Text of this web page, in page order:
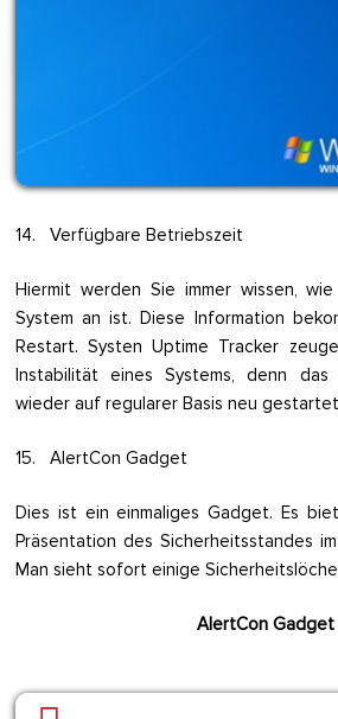
14. Verfügbare Betriebszeit
Hiermit werden Sie immer wissen,
System an ist. Diese Information
Restart. Systen Uptime Tracker
Instabilität eines Systems, denn das
wieder auf regularer Basis neu
15. AlertCon Gadget
Dies ist ein einmaliges Gadget. Es
Präsentation des Sicherheitsstandes
Man sieht sofort einige
AlertCon Gadget